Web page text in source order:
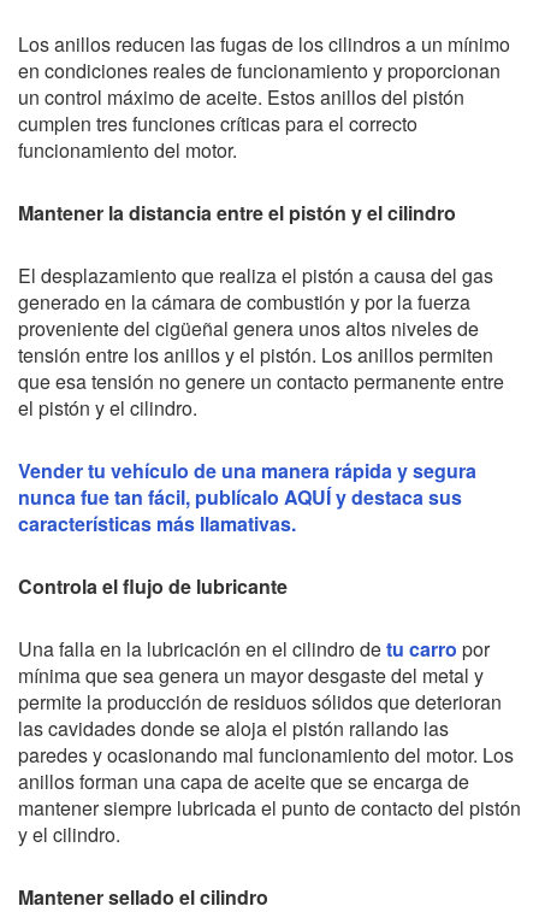
Los anillos reducen las fugas de los cilindros a un mínimo
en condiciones reales de funcionamiento y proporcionan
un control máximo de aceite. Estos anillos del pistón
cumplen tres funciones críticas para el correcto
funcionamiento del motor.
Mantener la distancia entre el pistón y el cilindro
El desplazamiento que realiza el pistón a causa del gas
generado en la cámara de combustión y por la fuerza
proveniente del cigüeñal genera unos altos niveles de
tensión entre los anillos y el pistón. Los anillos permiten
que esa tensión no genere un contacto permanente entre
el pistón y el cilindro.
Vender tu vehículo de una manera rápida y segura
nunca fue tan fácil, publícalo AQUÍ y destaca sus
características más llamativas.
Controla el flujo de lubricante
Una falla en la lubricación en el cilindro detu carro por
mínima que sea genera un mayor desgaste del metal y
permite la producción de residuos sólidos que deterioran
las cavidades donde se aloja el pistón rallando las
paredes y ocasionando mal funcionamiento del motor. Los
anillos forman una capa de aceite que se encarga de
mantener siempre lubricada el punto de contacto del pistón
y el cilindro.
Mantener sellado el cilindro